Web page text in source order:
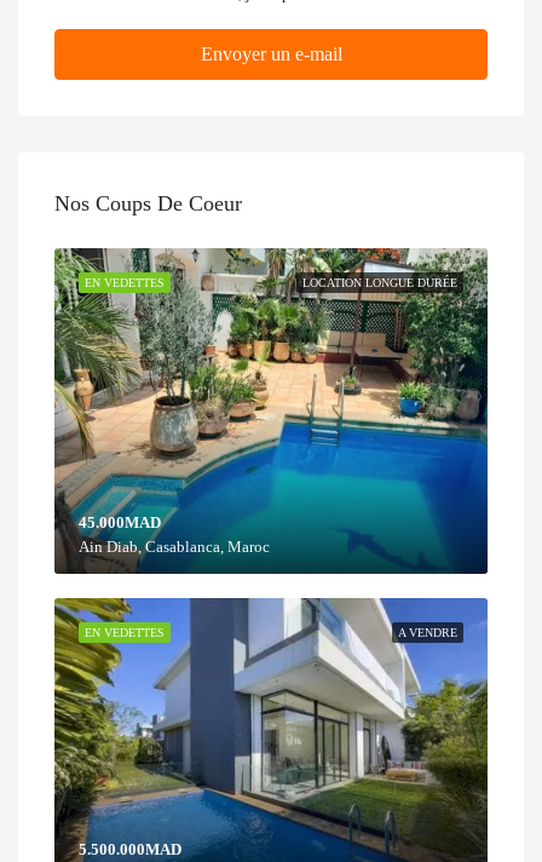
Envoyer un e-mail
Nos Coups De Coeur
LOCATION LONGUE DURÉE
EN VEDETTES
45.000MAD
Ain Diab, Casablanca, Maroc
A VENDRE
EN VEDETTES
5.500.000MAD